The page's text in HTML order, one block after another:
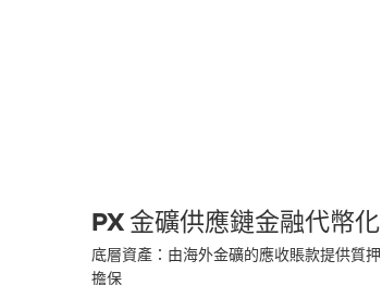
PX 金礦供應鏈金融代幣化
底層資產：由海外金礦的應收賬款提供質押
擔保